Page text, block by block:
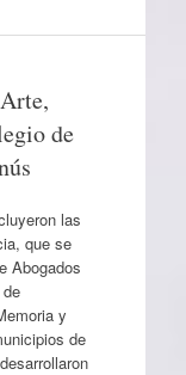
de
las
que se
Abogados
y
de